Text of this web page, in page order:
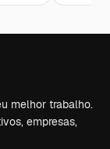
melhor trabalho.
empresas,